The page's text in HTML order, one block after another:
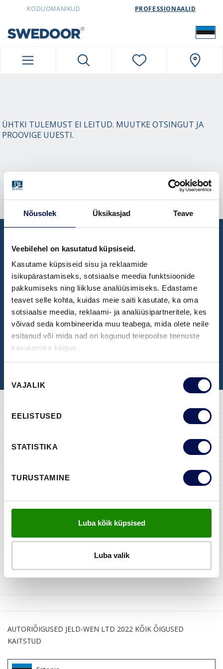
Nõusolek Üksikasjad Teave
Veebilehel on kasutatud küpsiseid.
Kasutame küpsiseid sisu ja reklaamide
isikupärastamiseks, sotsiaalse meedia funktsioonide
pakkumiseks ning liikluse analüüsimiseks. Edastame
teavet selle kohta, kuidas meie saiti kasutate, ka oma
sotsiaalse meedia, reklaami- ja analüüsipartneritele, kes
võivad seda kombineerida muu teabega, mida olete neile
esitanud või mida nad on kogunud teiepoolse teenuste
kasutamise käigus.
valik
VAJALIK
EELISTUSED
STATISTIKA
TURUSTAMINE
Luba kõik küpsised
Luba valik
SWEDOORESTONIA NAVIGATION
KODUOMANIKUD PROFESSIONAALID
ÜHTKI TULEMUST EI LEITUD. MUUTKE OTSINGUT JA
PROOVIGE UUESTI.
INSPIRATSIOON
KASULIKKU
JÄLGI MEID
NÄIDISTESAAL
Broneeri aeg Swedoori näidistesaali
külastamiseks
BRONEERI KÜLASTUS
AUTORIÕIGUSED JELD-WEN LTD 2022 KÕIK ÕIGUSED
KAITSTUD